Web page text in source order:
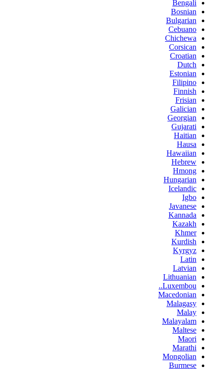
Bengali
Bosnian
Bulgarian
Cebuano
Chichewa
Corsican
Croatian
Dutch
Estonian
Filipino
Finnish
Frisian
Galician
Georgian
Gujarati
Haitian
Hausa
Hawaiian
Hebrew
Hmong
Hungarian
Icelandic
Igbo
Javanese
Kannada
Kazakh
Khmer
Kurdish
Kyrgyz
Latin
Latvian
Lithuanian
Luxembou..
Macedonian
Malagasy
Malay
Malayalam
Maltese
Maori
Marathi
Mongolian
Burmese